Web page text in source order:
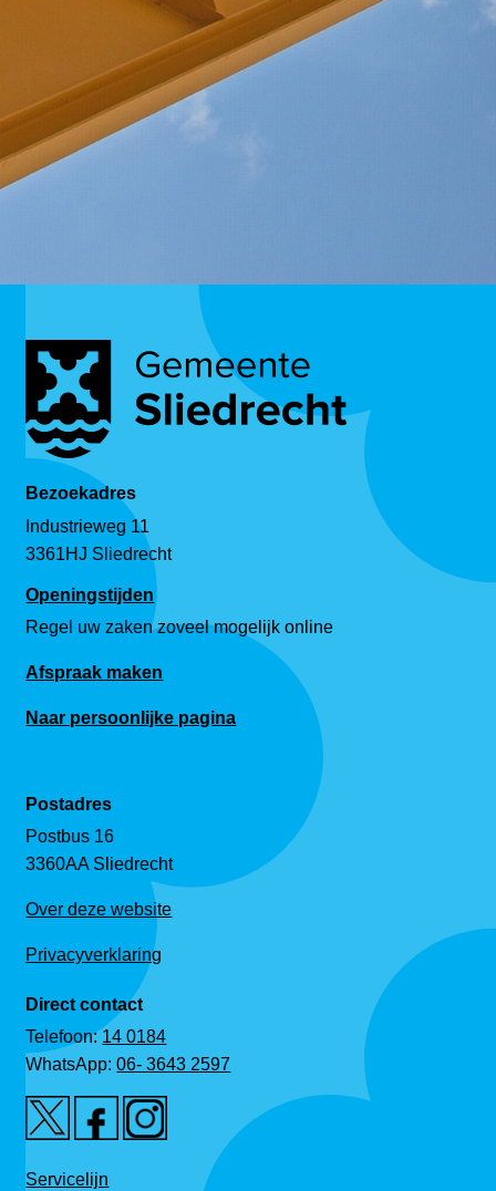
Bezoekadres
Industrieweg 11
3361HJ Sliedrecht
Openingstijden
Regel uw zaken zoveel mogelijk online
Afspraak maken
Naar persoonlijke pagina
Postadres
Postbus 16
3360AA Sliedrecht
Over deze website
Privacyverklaring
Direct contact
Telefoon:14 0184
WhatsApp:06- 3643 2597
Servicelijn